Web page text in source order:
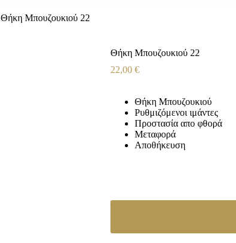
Θήκη Μπουζουκιού 22
Θήκη Μπουζουκιού 22
22,00 €
Θήκη Μπουζουκιού
Ρυθμιζόμενοι ιμάντες
Προστασία απο φθορά
Μεταφορά
Αποθήκευση